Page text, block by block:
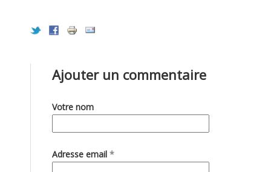
Ajouter un commentaire
Votre nom
Adresse email *